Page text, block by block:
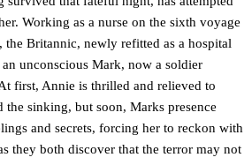
Working as a nurse on the sixth voyage
the Britannic, newly refitted as a hospital
an unconscious Mark, now a soldier
first, Annie is thrilled and relieved to
the sinking, but soon, Marks presence
and secrets, forcing her to reckon with
they both discover that the terror may not